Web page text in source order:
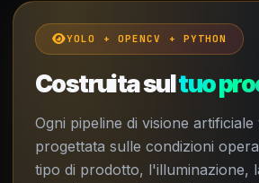
YOLO + OPENCV + PYTHON
Costruita sultuo
Ogni pipeline di visione artificiale
progettata sulle condizioni
tipo di prodotto, l'illuminazione,